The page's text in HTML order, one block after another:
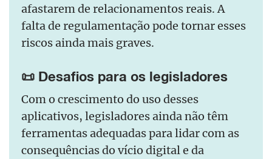
afastarem de relacionamentos reais. A
falta de regulamentação pode tornar esses
riscos ainda mais graves.
📜 Desafios para os legisladores
Com o crescimento do uso desses
aplicativos, legisladores ainda não têm
ferramentas adequadas para lidar com as
consequências do vício digital e da